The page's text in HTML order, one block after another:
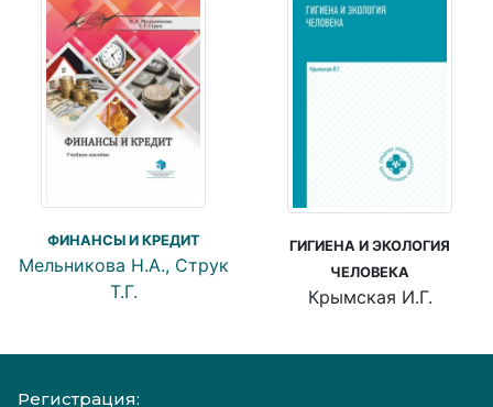
ФИНАНСЫ И КРЕДИТ
Мельникова Н.А., Струк
Т.Г.
ГИГИЕНА И ЭКОЛОГИЯ
ЧЕЛОВЕКА
Крымская И.Г.
Регистрация: